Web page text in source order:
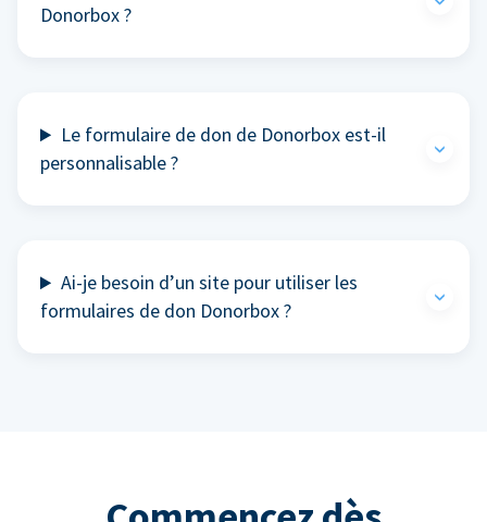
Donorbox ?
Le formulaire de don de Donorbox est-il
personnalisable ?
Ai-je besoin d’un site pour utiliser les
formulaires de don Donorbox ?